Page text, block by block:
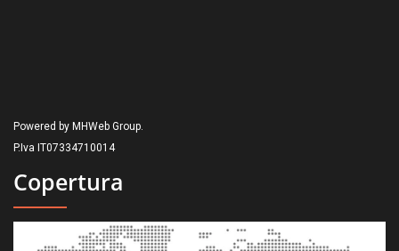
Powered by MHWeb Group.
P.Iva IT07334710014
Copertura